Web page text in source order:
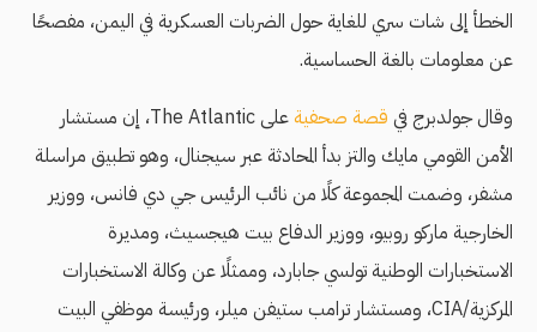
الخطأ إلى شات سري للغاية حول الضربات العسكرية في اليمن، مفصحًا
عن معلومات بالغة الحساسية.
وقال جولدبرج في قصة صحفية
على The Atlantic، إن مستشار
الأمن القومي مايك والتز بدأ المحادثة عبر سيجنال، وهو تطبيق مراسلة
مشفر، وضمت المجموعة كلًا من نائب الرئيس جي دي فانس، ووزير
الخارجية ماركو روبيو، ووزير الدفاع بيت هيجسيث، ومديرة
الاستخبارات الوطنية تولسي جابارد، وممثلًا عن وكالة الاستخبارات
المركزية/CIA، ومستشار ترامب ستيفن ميلر، ورئيسة موظفي البيت